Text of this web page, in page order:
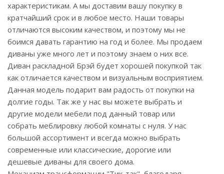
характеристикам. А мы доставим вашу покупку в
кратчайший срок и в любое место. Наши товары
отличаются высоким качеством, и поэтому мы не
боимся давать гарантию на год и более. Мы продаем
диваны уже много лет и поэтому знаем о них все.
Диван раскладной Брэй будет хорошей покупкой так
как отличается качеством и визуальным восприятием.
Данная модель подарит вам радость от покупки на
долгие годы. Так же у нас вы можете выбрать и
другие модели мебели под данный товар или
собрать меблировку любой комнаты с нуля. У нас
большой ассортимент и всегда можно выбрать
современные или классические, дорогие или
дешевые диваны для своего дома.